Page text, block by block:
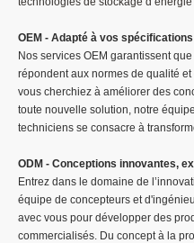
OEM - Adapté à vos spécifications
Nos services OEM garantissent
répondent aux normes de qualité
vous cherchiez à améliorer des
toute nouvelle solution, notre
techniciens se consacre à
ODM - Conceptions innovantes,
Entrez dans le domaine de
équipe de concepteurs et
avec vous pour développer des
commercialisés. Du concept à la